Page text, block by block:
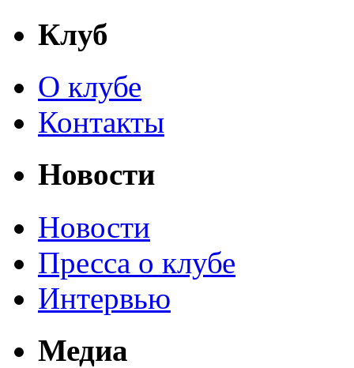
Клуб
О клубе
Контакты
Новости
Новости
Пресса о клубе
Интервью
Медиа